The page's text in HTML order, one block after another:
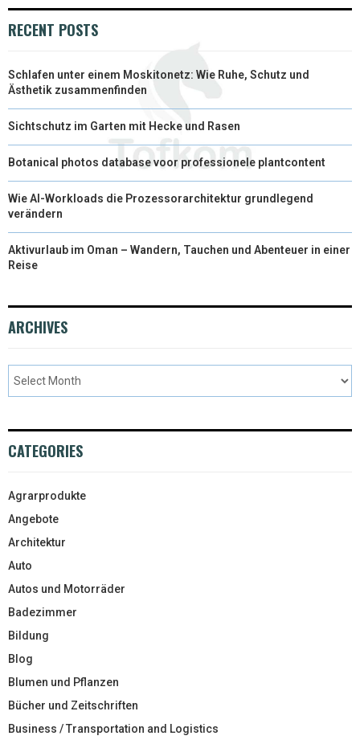
RECENT POSTS
Schlafen unter einem Moskitonetz: Wie Ruhe, Schutz und
Ästhetik zusammenfinden
Sichtschutz im Garten mit Hecke und Rasen
Botanical photos database voor professionele plantcontent
Wie AI-Workloads die Prozessorarchitektur grundlegend
verändern
Aktivurlaub im Oman – Wandern, Tauchen und Abenteuer in einer
Reise
ARCHIVES
CATEGORIES
Agrarprodukte
Angebote
Architektur
Auto
Autos und Motorräder
Badezimmer
Bildung
Blog
Blumen und Pflanzen
Bücher und Zeitschriften
Business / Transportation and Logistics